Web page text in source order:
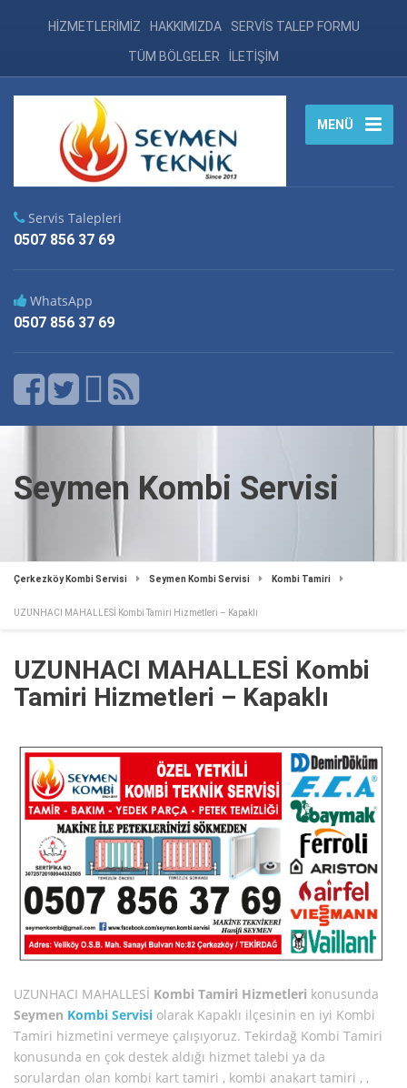
HİZMETLERİMİZ HAKKIMIZDA SERVİS TALEP FORMU
TÜM BÖLGELER İLETİŞİM
MENÜ
Servis Talepleri
0507 856 37 69
WhatsApp
0507 856 37 69
Seymen Kombi Servisi
Çerkezköy Kombi Servisi Seymen Kombi Servisi Kombi Tamiri
UZUNHACI MAHALLESİ Kombi Tamiri Hizmetleri – Kapaklı
UZUNHACI MAHALLESİ Kombi
Tamiri Hizmetleri – Kapaklı
UZUNHACI MAHALLESİ Kombi Tamiri Hizmetleri konusunda
Seymen Kombi Servisi olarak Kapaklı ilçesinin en iyi Kombi
Tamiri hizmetini vermeye çalışıyoruz. Tekirdağ Kombi Tamiri
konusunda en çok destek aldığı hizmet talebi ya da
sorulardan olan kombi kart tamiri , kombi anakart tamiri , ,